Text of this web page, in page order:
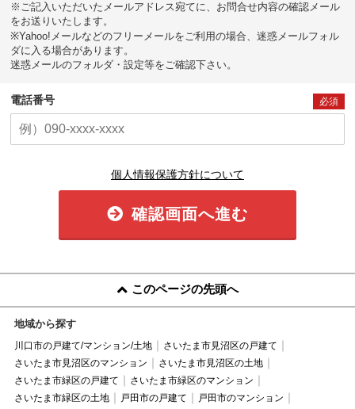
※ご記入いただいたメールアドレス宛てに、お問合せ内容の確認メール
をお送りいたします。
※Yahoo!メールなどのフリーメールをご利用の場合、迷惑メールフォル
ダに入る場合があります。
迷惑メールのフォルダ・設定等をご確認下さい。
電話番号 必須
個人情報保護方針について
確認画面へ進む
このページの先頭へ
地域から探す
川口市の戸建て/マンション/土地
さいたま市見沼区の戸建て
さいたま市見沼区のマンション
さいたま市見沼区の土地
さいたま市緑区の戸建て
さいたま市緑区のマンション
さいたま市緑区の土地
戸田市の戸建て
戸田市のマンション